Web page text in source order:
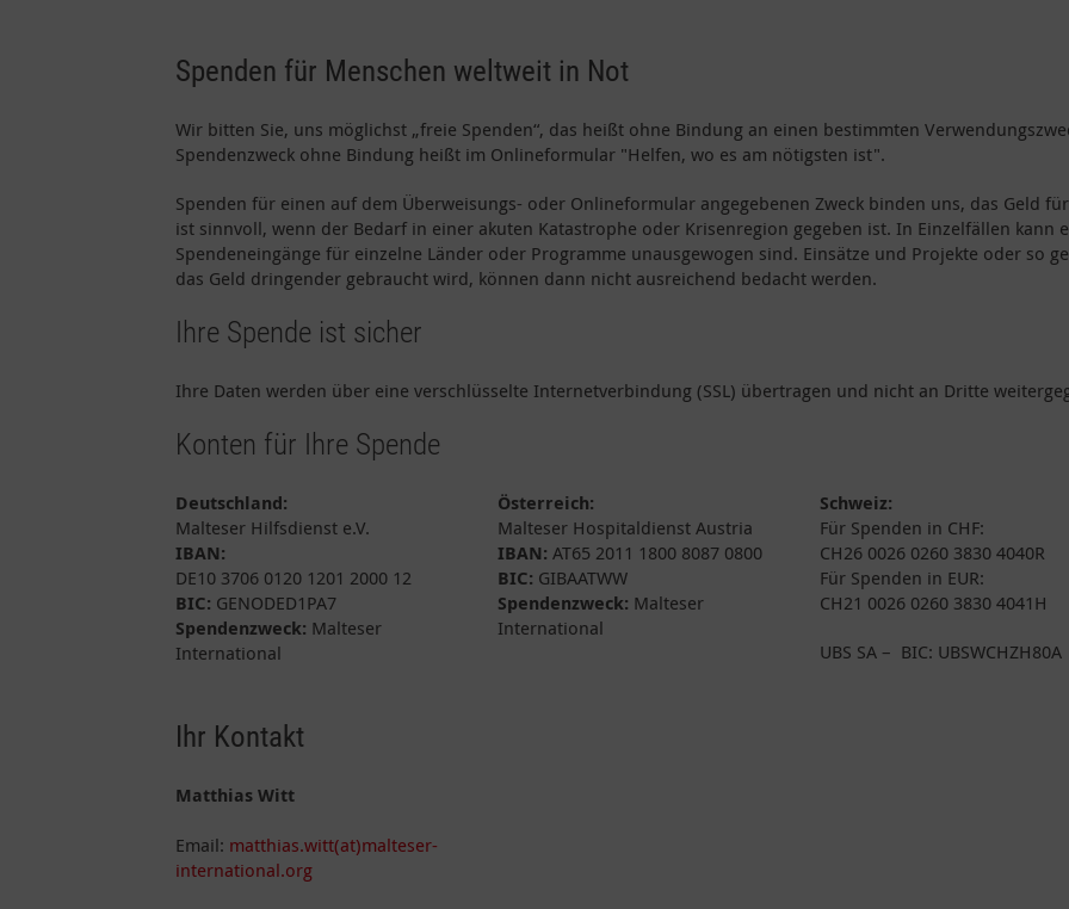
Spenden für Menschen weltweit in Not
Wir bitten Sie, uns möglichst „freie Spenden“, das heißt ohne Bindung an einen bestimmten
Spendenzweck ohne Bindung heißt im Onlineformular "Helfen, wo es am nötigsten ist".
Spenden für einen auf dem Überweisungs- oder Onlineformular angegebenen Zweck binden uns, das Geld
ist sinnvoll, wenn der Bedarf in einer akuten Katastrophe oder Krisenregion gegeben ist. In Einzelfällen kann
Spendeneingänge für einzelne Länder oder Programme unausgewogen sind. Einsätze und Projekte oder so
das Geld dringender gebraucht wird, können dann nicht ausreichend bedacht werden.
Ihre Spende ist sicher
Ihre Daten werden über eine verschlüsselte Internetverbindung (SSL) übertragen und nicht an Dritte
Konten für Ihre Spende
Deutschland:
Malteser Hilfsdienst e.V.
IBAN:
DE10 3706 0120 1201 2000 12
BIC: GENODED1PA7
Spendenzweck: Malteser
International
Österreich:
Malteser Hospitaldienst Austria
IBAN: AT65 2011 1800 8087 0800
BIC: GIBAATWW
Spendenzweck: Malteser
International
Schweiz:
Für Spenden in CHF:
CH26 0026 0260 3830 4040R
Für Spenden in EUR:
CH21 0026 0260 3830 4041H
UBS SA – BIC: UBSWCHZH80A
Ihr Kontakt
Matthias Witt
Email: matthias.witt(at)malteser-
international.org